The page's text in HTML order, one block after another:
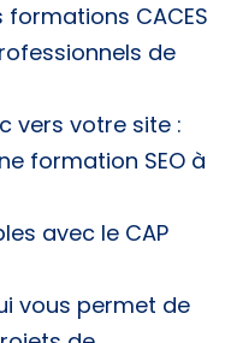
CACES
de
vers votre site :
formation SEO à
avec le CAP
vous permet de